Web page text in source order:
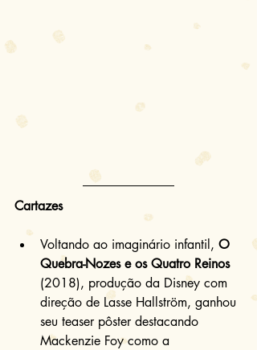
Cartazes
Voltando ao imaginário infantil, O
Quebra-Nozes e os Quatro Reinos
(2018), produção da Disney com
direção de Lasse Hallström, ganhou
seu teaser pôster destacando
Mackenzie Foy como a